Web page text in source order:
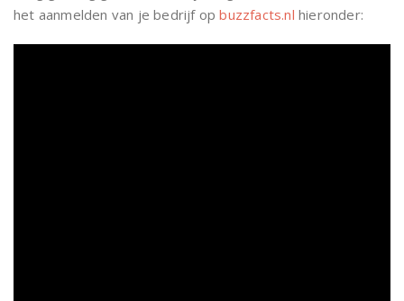
het aanmelden van je bedrijf opbuzzfacts.nl hieronder: